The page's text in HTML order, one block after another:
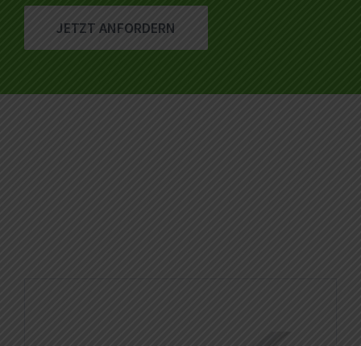
JETZT ANFORDERN